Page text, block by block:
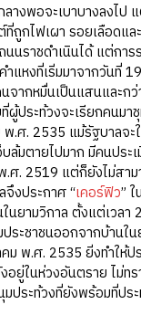
างพอจะเบาบางลงไป
ถูกไฟเผา รอยเลือดแล
นราชดำเนินได้ แต่กา
ำแหงที่เริ่มมาจากวันที่
จากหมื่นเป็นแสนและก
ผู้ประท้วงจะเรียกคนมา
.ศ. 2535 แม้รัฐบาลจะใ
มตายไปมาก มีคนประ
ศ. 2519 แต่ก็ยังไม่สา
งประกาศ “เคอร์ฟิว”
นยามวิกาล ตั้งแต่เวลา
ระชาชนออกจากบ้านใน
พ.ศ. 2535 ยิ่งทำให้ปร
ยู่ในห่วงอันตราย ไม่ทร
ประท้วงที่ยังพร้อมที่ปร